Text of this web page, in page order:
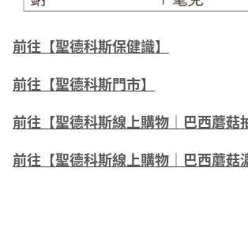
前往【聖德科斯保健識】
前往【聖德科斯門市】
前往【聖德科斯線上購物｜巴西蘑菇
前往【聖德科斯線上購物｜巴西蘑菇